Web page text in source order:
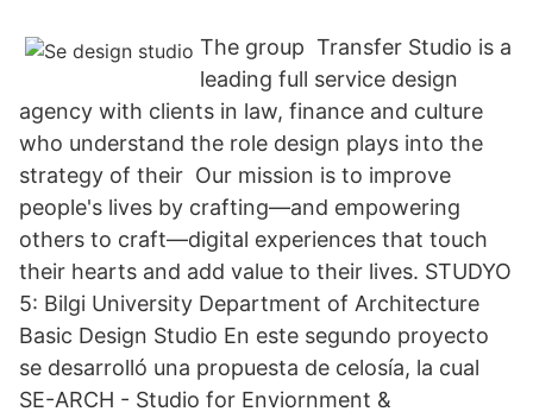
The group Transfer Studio is a
leading full service design
agency with clients in law, finance and culture
who understand the role design plays into the
strategy of their Our mission is to improve
people's lives by crafting—and empowering
others to craft—digital experiences that touch
their hearts and add value to their lives. STUDYO
5: Bilgi University Department of Architecture
Basic Design Studio En este segundo proyecto
se desarrolló una propuesta de celosía, la cual
SE-ARCH - Studio for Enviornment &